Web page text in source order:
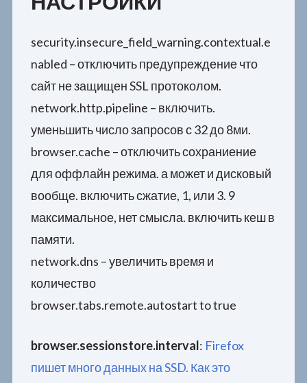
security.insecure_field_warning.contextual.e
nabled – отключить предупреждение что
сайт не защищен SSL протоколом.
network.http.pipeline – включить.
уменьшить число запросов с 32 до 8ми.
browser.cache – отключить сохраниение
для оффлайн режима. а может и дисковый
вообще. включить сжатие, 1, или 3. 9
максимальное, нет смысла. включить кеш в
памяти.
network.dns – увеличить время и
количество
browser.tabs.remote.autostart to true
browser.sessionstore.interval: Firefox
пишет много данных на SSD. Как это